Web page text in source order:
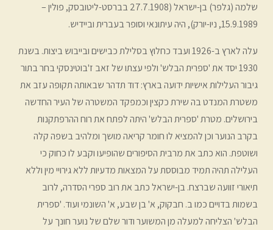
שלמה (גלפר) בן-ישראל (27.7.1908 בברסט-ליטובסק, פולין –
15.9.1989, ניו-יורק), היה עיתונאי וסופר בעברית וביידיש.
עלה לארץ ב-1926 ועבד כחלוץ בסלילת כבישים ובייבוש ביצות. בשנת
1930 יסד את 'ספרית הבלש' ולפי עצתו של זאב ז'בוטינסקי בחר בתור
גיבור העלילות אישיות ידועה בארץ: דוד תדהר שבאותה תקופה עזב את
משטרת המנדט בה שירת כקצין וכמפקד המשטרה של העיר החדשה
בירושלים. מטרת 'ספרית הבלש' היתה לפתח את רוח ההרפתקנות
בקרב הנוער וכן להמציא לו חומר קריאה מושך ומלהיב בשפה קלה
ושוטפת. הוא כתב את מרבית הסיפורים שהופיעו וקבע לו כחוק כי
העלילה תהיה תמיד מבוססת על המצאות מדעיות ללא גירויי מין וללא
תיאורי זוועה שברצח. בן-ישראל כתב את רוב ספרי הסדרה, לרוב
בשמות בדויים כמו ב. חבקוק, א' בן שבע, א' השונמי ועוד. 'ספרית
הבלש' הצליחה למעלה מן המשוער ודור שלם של נוער חונך על